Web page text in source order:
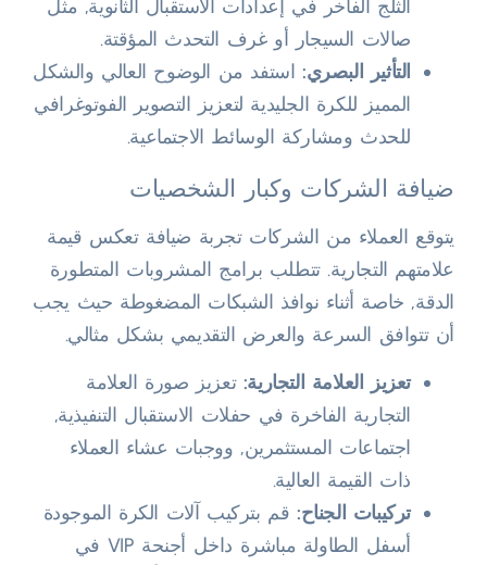
الثلج الفاخر في إعدادات الاستقبال الثانوية, مثل
صالات السيجار أو غرف التحدث المؤقتة.
التأثير البصري: استفد من الوضوح العالي والشكل
المميز للكرة الجليدية لتعزيز التصوير الفوتوغرافي
للحدث ومشاركة الوسائط الاجتماعية.
ضيافة الشركات وكبار الشخصيات
يتوقع العملاء من الشركات تجربة ضيافة تعكس قيمة
علامتهم التجارية. تتطلب برامج المشروبات المتطورة
الدقة, خاصة أثناء نوافذ الشبكات المضغوطة حيث يجب
أن تتوافق السرعة والعرض التقديمي بشكل مثالي.
تعزيز العلامة التجارية: تعزيز صورة العلامة
التجارية الفاخرة في حفلات الاستقبال التنفيذية,
اجتماعات المستثمرين, ووجبات عشاء العملاء
ذات القيمة العالية.
تركيبات الجناح: قم بتركيب آلات الكرة الموجودة
أسفل الطاولة مباشرة داخل أجنحة VIP في